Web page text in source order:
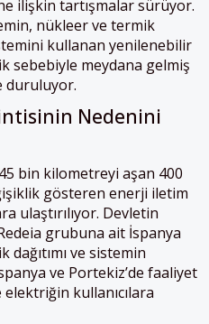
ilişkin tartışmalar sürüyor.
nükleer ve termik
kullanan yenilenebilir
sebebiyle meydana gelmiş
duruluyor.
Nedenini
bin kilometreyi aşan 400
gösteren enerji iletim
ulaştırılıyor. Devletin
grubuna ait İspanya
ve sistemin
ve Portekiz’de faaliyet
kullanıcılara